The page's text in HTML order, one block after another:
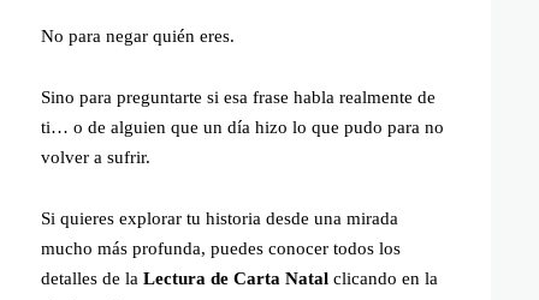
No para negar quién eres.
Sino para preguntarte si esa frase habla realmente de
ti… o de alguien que un día hizo lo que pudo para no
volver a sufrir.
Si quieres explorar tu historia desde una mirada
mucho más profunda, puedes conocer todos los
detalles de la Lectura de Carta Natal clicando en la